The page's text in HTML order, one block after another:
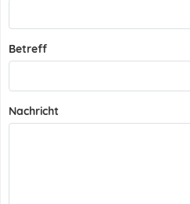
Betreff
Nachricht